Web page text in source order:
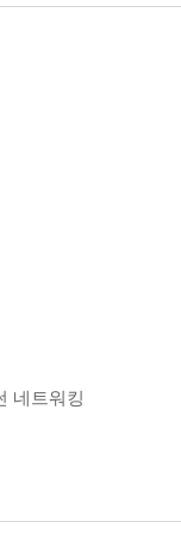
네트워킹